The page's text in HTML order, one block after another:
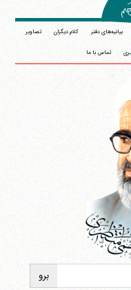
بیانیه‌های دفتر کلام دیگران تصاویر
تماس با ما